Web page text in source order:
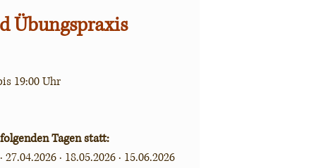
Übungspraxis
19:00 Uhr
Tagen statt:
27.04.2026 · 18.05.2026 · 15.06.2026